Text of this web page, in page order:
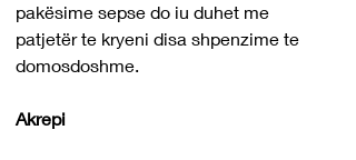
pakësime sepse do iu duhet me
patjetër te kryeni disa shpenzime te
domosdoshme.
Akrepi